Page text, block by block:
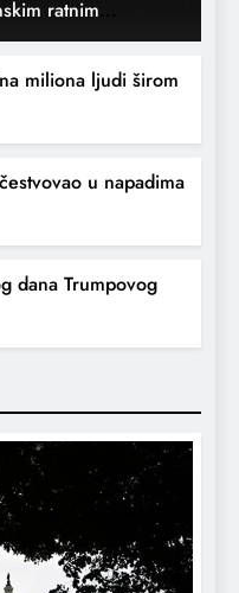
ratnim
miliona ljudi širom
u napadima
dana Trumpovog
kineski